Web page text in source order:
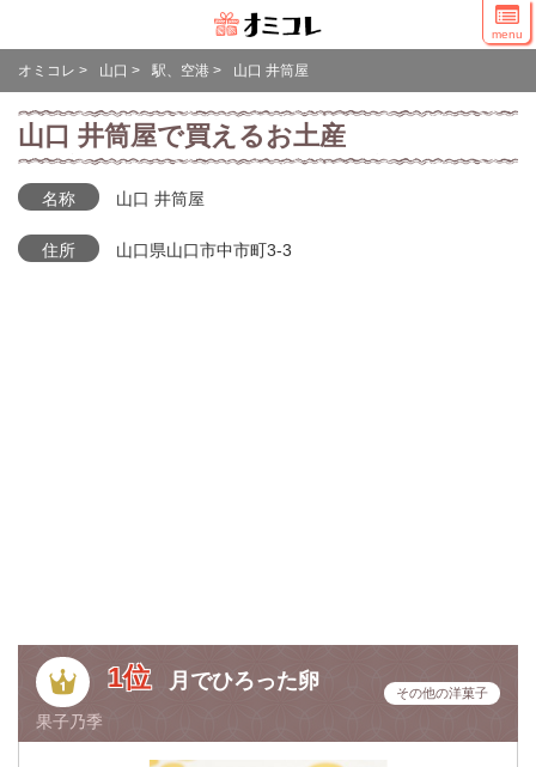
menu
オミコレ > 山口 > 駅、空港 > 山口 井筒屋
山口 井筒屋で買えるお土産
名称 山口 井筒屋
住所 山口県山口市中市町3-3
1位 月でひろった卵
果子乃季
その他の洋菓子